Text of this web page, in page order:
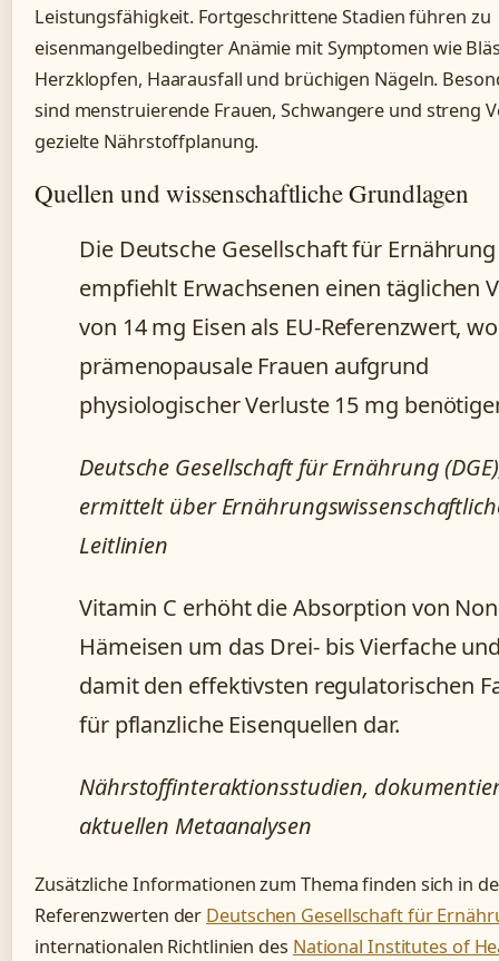
Leistungsfähigkeit. Fortgeschrittene Stadien führen zu
eisenmangelbedingter Anämie mit Symptomen wie
Herzklopfen, Haarausfall und brüchigen Nägeln.
sind menstruierende Frauen, Schwangere und streng
gezielte Nährstoffplanung.
Quellen und wissenschaftliche Grundlagen
Die Deutsche Gesellschaft für Ernährung
empfiehlt Erwachsenen einen täglichen
von 14 mg Eisen als EU-Referenzwert,
prämenopausale Frauen aufgrund
physiologischer Verluste 15 mg
Deutsche Gesellschaft für Ernährung
ermittelt über
Leitlinien
Vitamin C erhöht die Absorption von
Hämeisen um das Drei- bis Vierfache
damit den effektivsten regulatorischen
für pflanzliche Eisenquellen dar.
Nährstoffinteraktionsstudien,
aktuellen Metaanalysen
Zusätzliche Informationen zum Thema finden sich in
Referenzwerten der Deutschen Gesellschaft für
internationalen Richtlinien des National Institutes of